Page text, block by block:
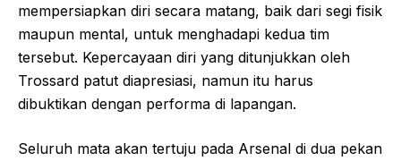
mempersiapkan diri secara matang, baik dari segi fisik
maupun mental, untuk menghadapi kedua tim
tersebut. Kepercayaan diri yang ditunjukkan oleh
Trossard patut diapresiasi, namun itu harus
dibuktikan dengan performa di lapangan.
Seluruh mata akan tertuju pada Arsenal di dua pekan